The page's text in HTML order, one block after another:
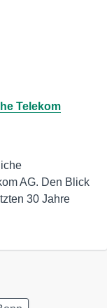
Telekom
AG. Den Blick
30 Jahre